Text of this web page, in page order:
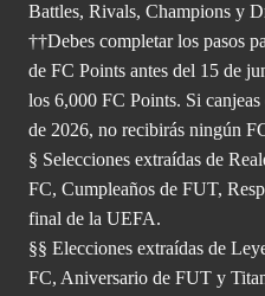
Battles, Rivals, Champions y
††Debes completar los pasos
de FC Points antes del 15 de
los 6,000 FC Points. Si
de 2026, no recibirás ningún
§ Selecciones extraídas de
FC, Cumpleaños de FUT,
final de la UEFA.
§§ Elecciones extraídas de
FC, Aniversario de FUT y